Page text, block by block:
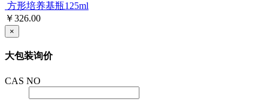
方形培养基瓶125ml
￥326.00
×
大包装询价
CAS NO